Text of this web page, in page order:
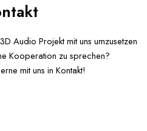
Audio Projekt mit uns umzusetzen
Kooperation zu sprechen?
mit uns in Kontakt!